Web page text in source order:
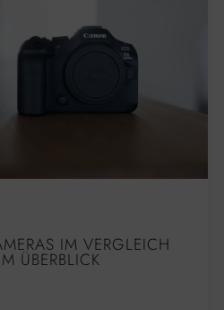
IM VERGLEICH
ÜBERBLICK